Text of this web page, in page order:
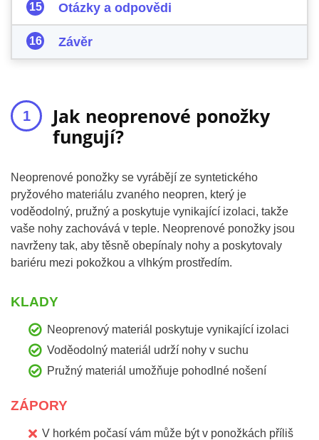
Otázky a odpovědi
Závěr
Jak neoprenové ponožky
fungují?
Neoprenové ponožky se vyrábějí ze syntetického
pryžového materiálu zvaného neopren, který je
voděodolný, pružný a poskytuje vynikající izolaci, takže
vaše nohy zachovává v teple. Neoprenové ponožky jsou
navrženy tak, aby těsně obepínaly nohy a poskytovaly
bariéru mezi pokožkou a vlhkým prostředím.
KLADY
Neoprenový materiál poskytuje vynikající izolaci
Voděodolný materiál udrží nohy v suchu
Pružný materiál umožňuje pohodlné nošení
ZÁPORY
V horkém počasí vám může být v ponožkách příliš